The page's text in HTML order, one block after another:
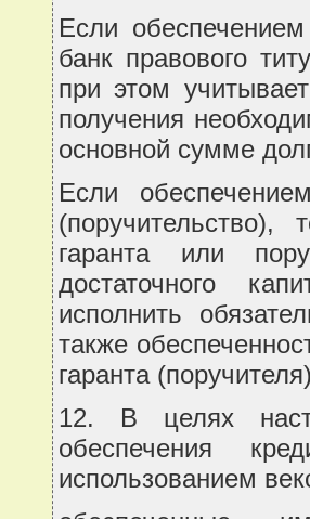
Если
банк правового
при этом
получения
основной сумме
Если
(поручительство),
гаранта или
достаточного
исполнить
также
гаранта
12. В целях
обеспечения
использованием